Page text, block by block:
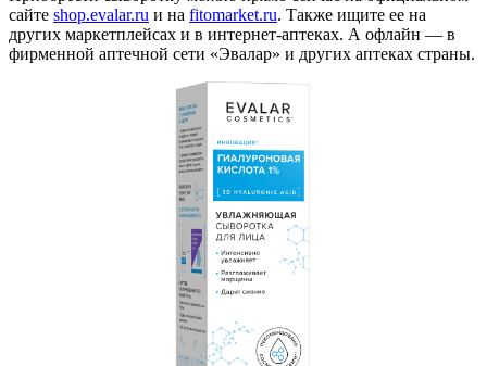
сайте shop.evalar.ru и на fitomarket.ru. Также ищите ее на
других маркетплейсах и в интернет-аптеках. А офлайн — в
фирменной аптечной сети «Эвалар» и других аптеках страны.